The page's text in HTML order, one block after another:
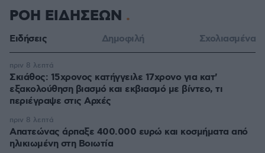
ΡΟΗ ΕΙΔΗΣΕΩΝ
Ειδήσεις Δημοφιλή Σχολιασμένα
Σκιάθος: 15χρονος κατήγγειλε 17χρονο για κατ'
εξακολούθηση βιασμό και εκβιασμό με βίντεο, τι
περιέγραψε στις Αρχές
πριν 8 λεπτά
Απατεώνας άρπαξε 400.000 ευρώ και κοσμήματα από
ηλικιωμένη στη Βοιωτία
πριν 8 λεπτά